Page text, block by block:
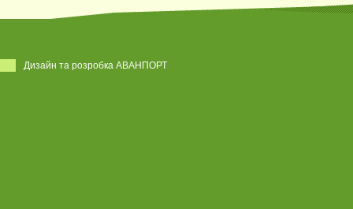
Дизайн та розробка АВАНПОРТ